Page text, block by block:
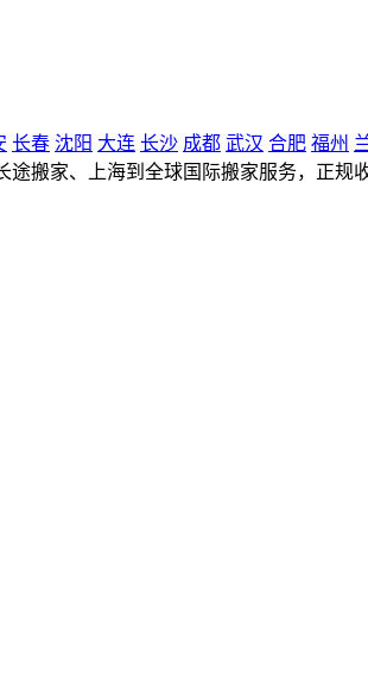
长春 沈阳 大连 长沙 成都 武汉 合肥 福州
搬家、上海到全球国际搬家服务，正规